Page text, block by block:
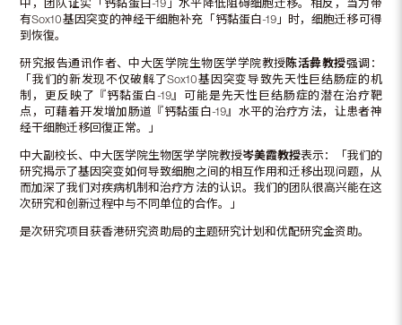
中，团队证实「钙黏蛋白-19」水平降低阻碍细胞迁移。相反，当为带
有Sox10基因突变的神经干细胞补充「钙黏蛋白-19」时，细胞迁移可得
到恢復。
研究报告通讯作者、中大医学院生物医学学院教授陈活彜教授强调：
「我们的新发现不仅破解了Sox10基因突变导致先天性巨结肠症的机
制，更反映了『钙黏蛋白-19』可能是先天性巨结肠症的潜在治疗靶
点，可藉着开发增加肠道『钙黏蛋白-19』水平的治疗方法，让患者神
经干细胞迁移回復正常。」
中大副校长、中大医学院生物医学学院教授岑美霞教授表示：「我们的
研究揭示了基因突变如何导致细胞之间的相互作用和迁移出现问题，从
而加深了我们对疾病机制和治疗方法的认识。我们的团队很高兴能在这
次研究和创新过程中与不同单位的合作。」
是次研究项目获香港研究资助局的主题研究计划和优配研究金资助。